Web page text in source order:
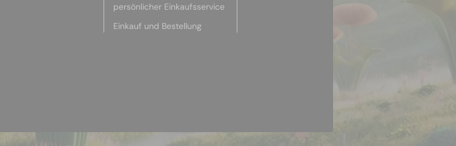
persönlicher Einkaufsservice
Einkauf und Bestellung